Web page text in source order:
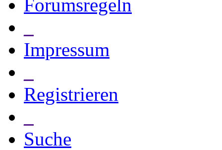
Forumsregeln
Impressum
Registrieren
Suche